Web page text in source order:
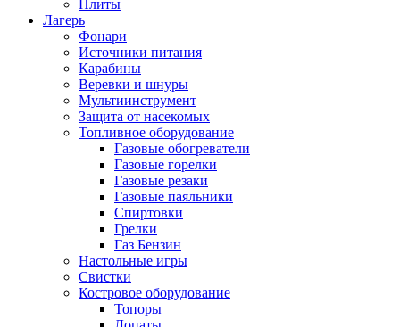
Плиты
Лагерь
Фонари
Источники питания
Карабины
Веревки и шнуры
Мультиинструмент
Защита от насекомых
Топливное оборудование
Газовые обогреватели
Газовые горелки
Газовые резаки
Газовые паяльники
Спиртовки
Грелки
Газ Бензин
Настольные игры
Свистки
Костровое оборудование
Топоры